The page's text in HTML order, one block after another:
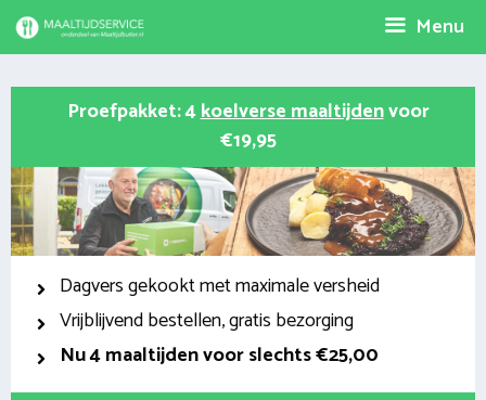
Spring
naar
Menu
Proefpakket: 4koelverse maaltijdenvoor
€19,95
Dagvers gekookt met maximale versheid
Vrijblijvend bestellen, gratis bezorging
Nu4 maaltijden voor slechts €25,00